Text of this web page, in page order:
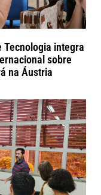
Tecnologia integra
sobre
na Áustria